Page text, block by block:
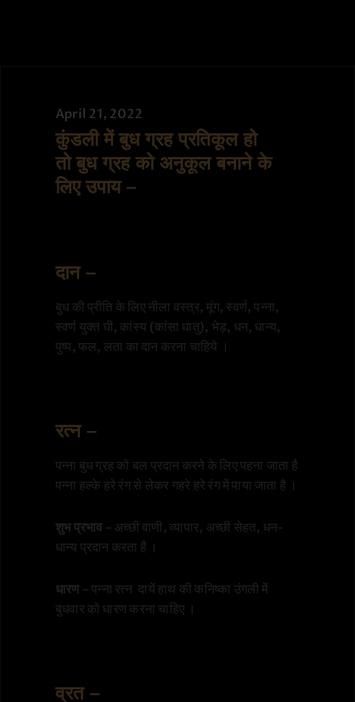
April 21, 2022
कुंडली में बुध ग्रह प्रतिकूल हो
तो बुध ग्रह को अनुकूल बनाने के
लिए उपाय –
दान –
बुध की प्रीति के लिए नीला वस्त्र, मूंग, स्वर्ण, पन्ना,
स्वर्ण युक्त घी, कांस्य (कांसा धातु), भेड़, धन, धान्य,
पुष्प, फल, लता का दान करना चाहिये ।
रत्न –
पन्ना बुध ग्रह को बल प्रदान करने के लिए पहना जाता है
पन्ना हल्के हरे रंग से लेकर गहरे हरे रंग में पाया जाता है ।
शुभ प्रभाव – अच्छी वाणी, व्यापार, अच्छी सेहत, धन-
धान्य प्रदान करता है ।
धारण – पन्ना रत्न दायें हाथ की कनिष्का उंगली में
बुधवार को धारण करना चाहिए ।
व्रत –